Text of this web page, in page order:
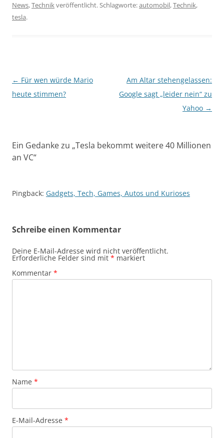
News,Technikveröffentlicht. Schlagworte:automobil,Technik,
tesla.
Beitragsnavigation
← Für wen würde Mario
heute stimmen?
Am Altar stehengelassen:
Google sagt „leider nein“ zu
Yahoo →
Ein Gedanke zu „Tesla bekommt weitere 40 Millionen
an VC“
Pingback: Gadgets, Tech, Games, Autos und Kurioses
Schreibe einen Kommentar
Deine E-Mail-Adresse wird nicht veröffentlicht.
Erforderliche Felder sind mit * markiert
Kommentar *
Name *
E-Mail-Adresse *